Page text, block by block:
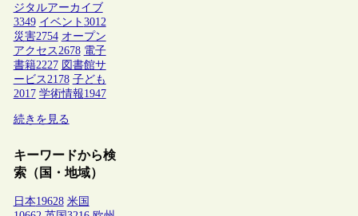
ジタルアーカイブ
3349 イベント 3012
災害2754 オープン
アクセス 2678 電子
書籍2227 図書館サ
ービス 2178 子ども
2017 学術情報1947
続きを見る
キーワードから検
索（国・地域）
日本19628 米国